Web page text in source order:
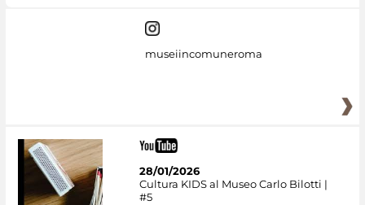
museiincomuneroma
28/01/2026
Cultura KIDS al Museo Carlo Bilotti |
#5